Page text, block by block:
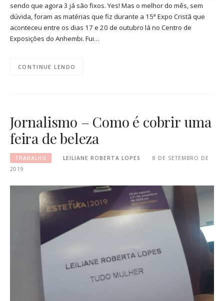
sendo que agora 3 já são fixos. Yes! Mas o melhor do mês, sem
dúvida, foram as matérias que fiz durante a 15ª Expo Cristã que
aconteceu entre os dias 17 e 20 de outubro lá no Centro de
Exposições do Anhembi. Fui…
CONTINUE LENDO
Jornalismo – Como é cobrir uma
feira de beleza
TRABALHO LEILIANE ROBERTA LOPES
8 DE SETEMBRO DE
2019